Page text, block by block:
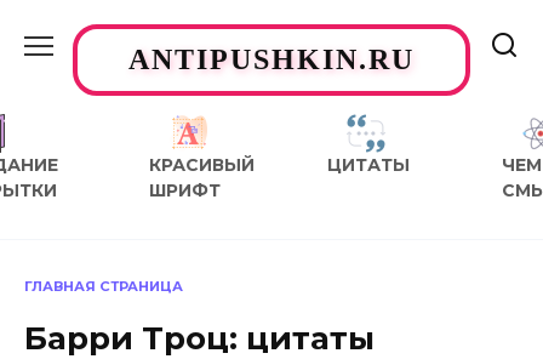
содержаниюANTIPUSHKIN.RU
КРАСИВЫЙ
ШРИФТ
ЦИТАТЫ
ЧЕМ
ГЛАВНАЯ СТРАНИЦА
Барри Троц: цитаты